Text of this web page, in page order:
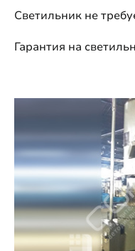
Светильники на 36
Светильники на 24
Светильник не
Гарантия на